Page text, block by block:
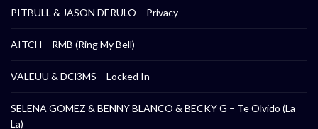
PITBULL & JASON DERULO – Privacy
AITCH – RMB (Ring My Bell)
VALEUU & DCl3MS – Locked In
SELENA GOMEZ & BENNY BLANCO & BECKY G – Te Olvido (La
La)